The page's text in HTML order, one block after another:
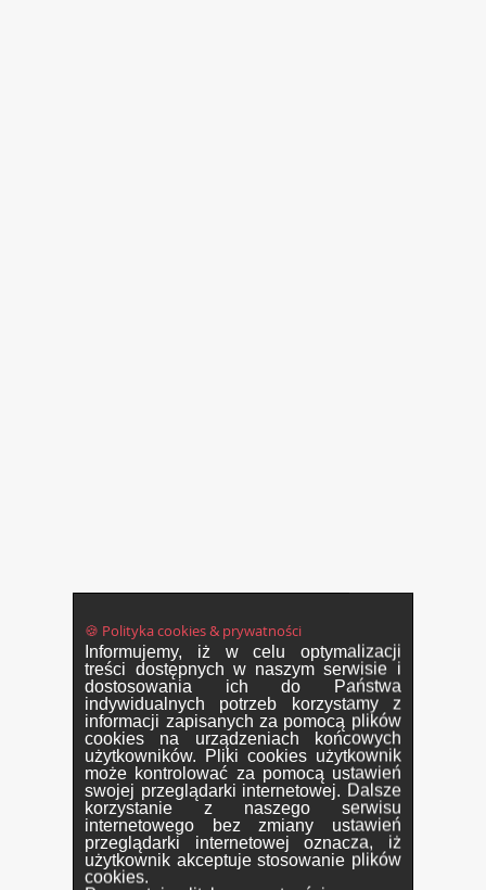
🍪 Polityka cookies & prywatności
Informujemy, iż w celu optymalizacji
treści dostępnych w naszym serwisie i
dostosowania ich do Państwa
indywidualnych potrzeb korzystamy z
informacji zapisanych za pomocą plików
cookies na urządzeniach końcowych
użytkowników. Pliki cookies użytkownik
może kontrolować za pomocą ustawień
swojej przeglądarki internetowej. Dalsze
korzystanie z naszego serwisu
internetowego bez zmiany ustawień
przeglądarki internetowej oznacza, iż
użytkownik akceptuje stosowanie plików
cookies.